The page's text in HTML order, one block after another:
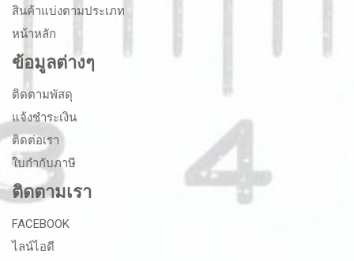
สินค้าแบ่งตามประเภท
หน้าหลัก
ข้อมูลต่างๆ
ติดตามพัสดุ
แจ้งชำระเงิน
ติดต่อเรา
ใบกำกับภาษี
ติดตามเรา
FACEBOOK
ไลน์ไอดี